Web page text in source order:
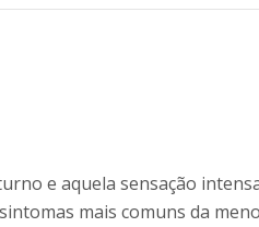
e aquela sensação
mais comuns da